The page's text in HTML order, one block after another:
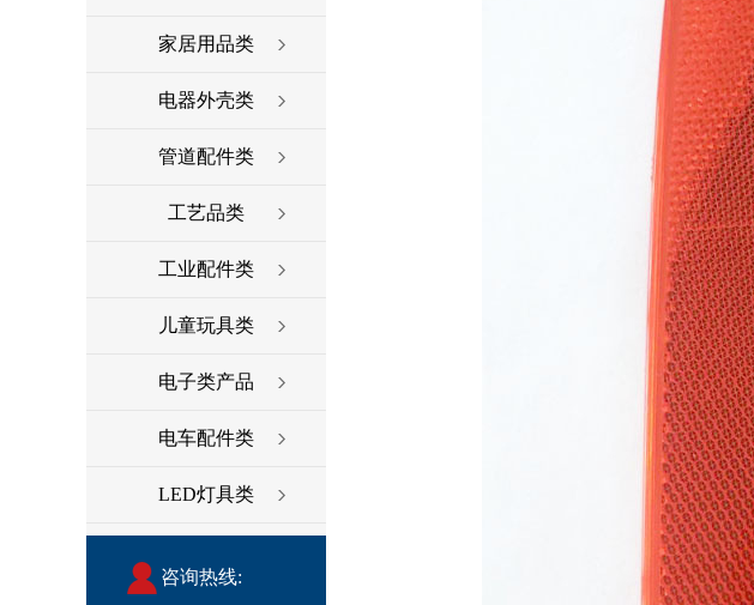
家居用品类
电器外壳类
管道配件类
工艺品类
工业配件类
儿童玩具类
电子类产品
电车配件类
LED灯具类
咨询热线: